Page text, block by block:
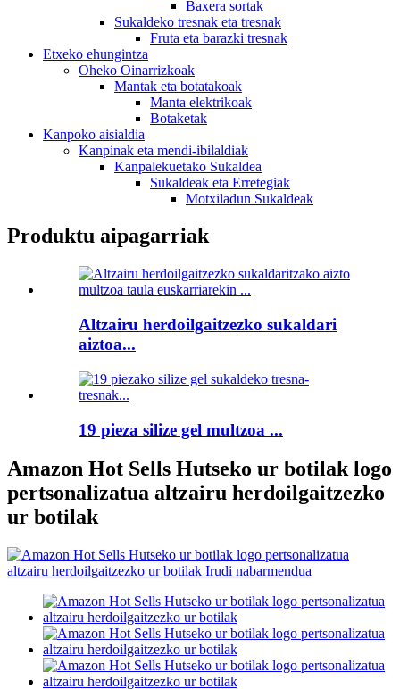
Baxera sortak
Sukaldeko tresnak eta tresnak
Fruta eta barazki tresnak
Etxeko ehungintza
Oheko Oinarrizkoak
Mantak eta botatakoak
Manta elektrikoak
Botaketak
Kanpoko aisialdia
Kanpinak eta mendi-ibilaldiak
Kanpalekuetako Sukaldea
Sukaldeak eta Erretegiak
Motxiladun Sukaldeak
Produktu aipagarriak
Altzairu herdoilgaitzezko sukaldari
aiztoa...
19 pieza silize gel multzoa ...
Amazon Hot Sells Hutseko ur botilak logo
pertsonalizatua altzairu herdoilgaitzezko
ur botilak